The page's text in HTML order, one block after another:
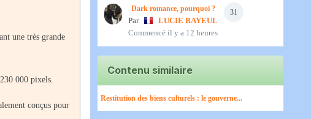
une très grande
000 pixels.
conçus pour
31
Dark romance, pourquoi ?
Par
LUCIE BAYEUL
Commencé il y a 12 heures
Contenu similaire
Restitution des biens culturels : le gouverne...